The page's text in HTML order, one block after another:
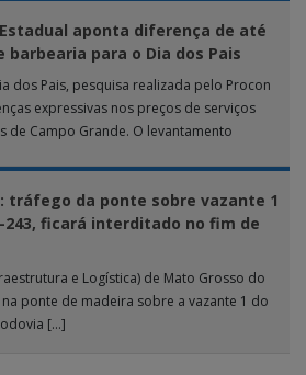
aponta diferença de até
barbearia para o Dia dos Pais
dos Pais, pesquisa realizada pelo Procon
expressivas nos preços de serviços
Campo Grande. O levantamento
da ponte sobre vazante 1
243, ficará interditado no fim de
e Logística) de Mato Grosso do
ponte de madeira sobre a vazante 1 do
[…]